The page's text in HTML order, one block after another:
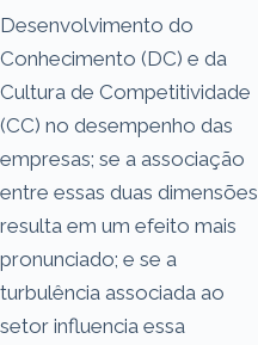
Desenvolvimento do
Conhecimento (DC) e da
Cultura de Competitividade
(CC) no desempenho das
empresas; se a associação
entre essas duas dimensões
resulta em um efeito mais
pronunciado; e se a
turbulência associada ao
setor influencia essa